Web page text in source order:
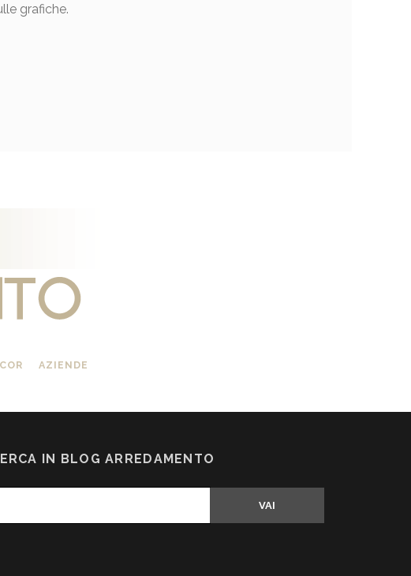
grafiche.
AZIENDE
IN BLOG ARREDAMENTO